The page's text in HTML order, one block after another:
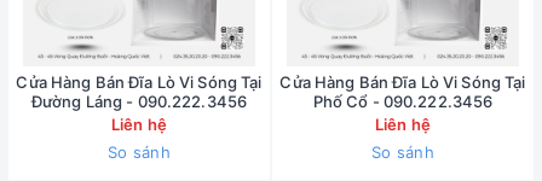
Cửa Hàng Bán Đĩa Lò Vi Sóng Tại
Đường Láng - 090.222.3456
Liên hệ
So sánh
Cửa Hàng Bán Đĩa Lò Vi Sóng Tại
Phố Cổ - 090.222.3456
Liên hệ
So sánh